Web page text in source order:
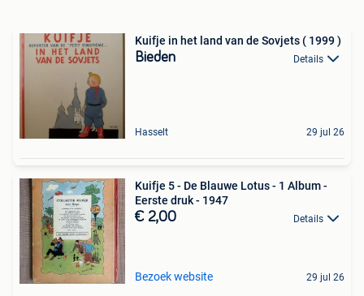
Kuifje in het land van de Sovjets ( 1999 )
Bieden Details
Hasselt 29 jul 26
Kuifje 5 - De Blauwe Lotus - 1 Album -
Eerste druk - 1947
€ 2,00 Details
Bezoek website 29 jul 26